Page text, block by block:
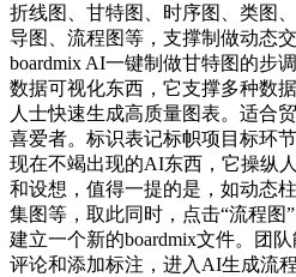
折线图、甘特图、时序图、类图
导图、流程图等，支撑制做动态
boardmix AI一键制做甘特图的步
数据可视化东西，它支撑多种数
人士快速生成高质量图表。适合
喜爱者。标识表记标帜项目标环
现在不竭出现的AI东西，它操纵
和设想，值得一提的是，如动态
集图等，取此同时，点击“流程图
建立一个新的boardmix文件。团
评论和添加标注，进入AI生成流